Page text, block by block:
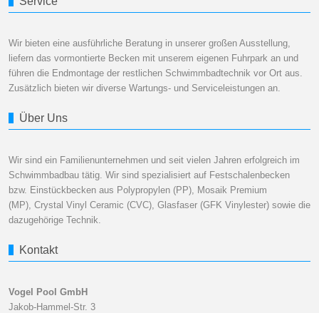
Wir bieten eine ausführliche Beratung in unserer großen Ausstellung,
liefern das vormontierte Becken mit unserem eigenen Fuhrpark an und
führen die Endmontage der restlichen Schwimmbadtechnik vor Ort aus.
Zusätzlich bieten wir diverse Wartungs- und Serviceleistungen an.
Über Uns
Wir sind ein Familienunternehmen und seit vielen Jahren erfolgreich im
Schwimmbadbau tätig. Wir sind spezialisiert auf Festschalenbecken
bzw. Einstückbecken aus Polypropylen (PP), Mosaik Premium
(MP), Crystal Vinyl Ceramic (CVC), Glasfaser (GFK Vinylester) sowie die
dazugehörige Technik.
Kontakt
Vogel Pool GmbH
Jakob-Hammel-Str. 3